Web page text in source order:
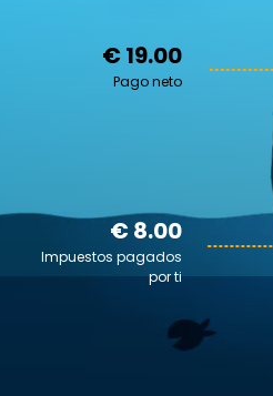
€ 19.00
Pago neto
€ 8.00
Impuestos pagados
por ti